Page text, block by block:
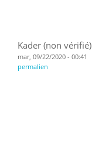
Kader (non vérifié)
mar, 09/22/2020 - 00:41
permalien